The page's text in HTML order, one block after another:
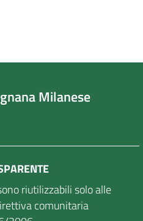
Milanese
riutilizzabili solo alle
comunitaria